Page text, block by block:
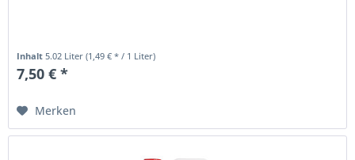
Inhalt 5.02 Liter(1,49 € * / 1 Liter)
7,50 € *
Merken